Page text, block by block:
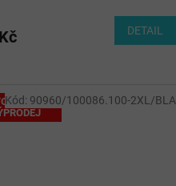
DETAIL
Kód: 90960/100086.100-2XL/BLA